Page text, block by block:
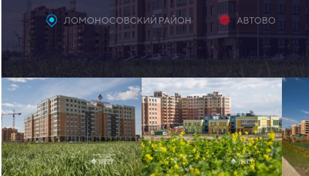
ЛОМОНОСОВСКИЙ РАЙОН АВТОВО